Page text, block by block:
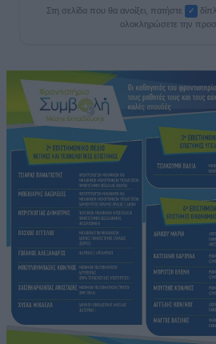
Στη σελίδα που θα ανοίξει, πατήστε ✓
ολοκληρώσετε την